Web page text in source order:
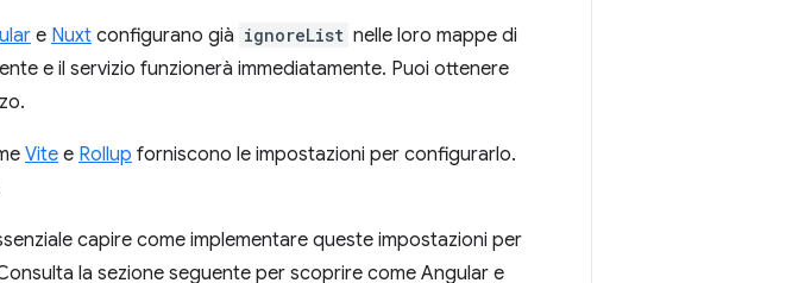
e Nuxt configurano già ignoreList nelle loro mappe di
e il servizio funzionerà immediatamente. Puoi ottenere
Vite e Rollup forniscono le impostazioni per configurarlo.
capire come implementare queste impostazioni per
la sezione seguente per scoprire come Angular e